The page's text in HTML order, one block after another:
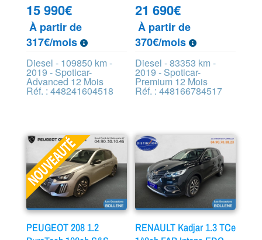
15 990€
À partir de
317€/mois
Diesel - 109850 km -
2019 - Spoticar-
Advanced 12 Mois
Réf. : 448241604518
21 690€
À partir de
370€/mois
Diesel - 83353 km -
2019 - Spoticar-
Premium 12 Mois
Réf. : 448166784517
PEUGEOT 208 1.2
RENAULT Kadjar 1.3 TCe